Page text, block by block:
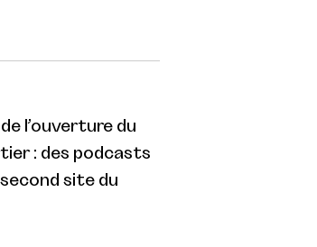
l’ouverture du
: des podcasts
second site du